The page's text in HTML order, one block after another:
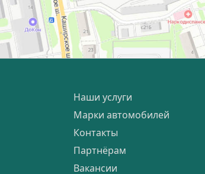
Наши услуги
Марки автомобилей
Контакты
Партнёрам
Вакансии